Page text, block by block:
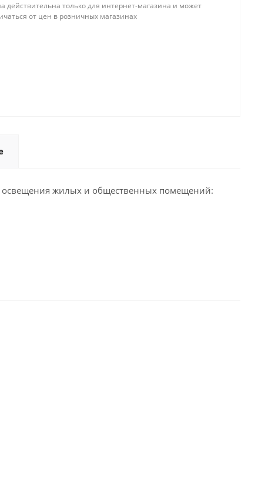
действительна только для интернет-магазина и может
от цен в розничных магазинах
освещения жилых и общественных помещений: